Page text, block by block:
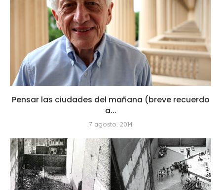
Pensar las ciudades del mañana (breve recuerdo
a...
7 agosto, 2014